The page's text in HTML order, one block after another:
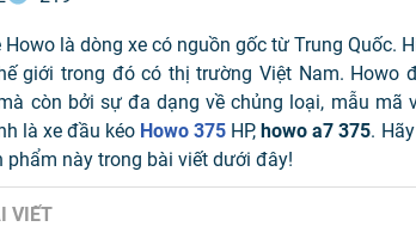
là dòng xe có nguồn gốc từ Trung Quốc.
giới trong đó có thị trường Việt Nam. Howo
còn bởi sự đa dạng về chủng loại, mẫu mã
là xe đầu kéo Howo 375 HP,howo a7 375.
phẩm này trong bài viết dưới đây!
VIẾT